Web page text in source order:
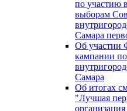
по участию
выборам
Самара
Об участии
кампании
Самара
Об итогах
"Лучшая